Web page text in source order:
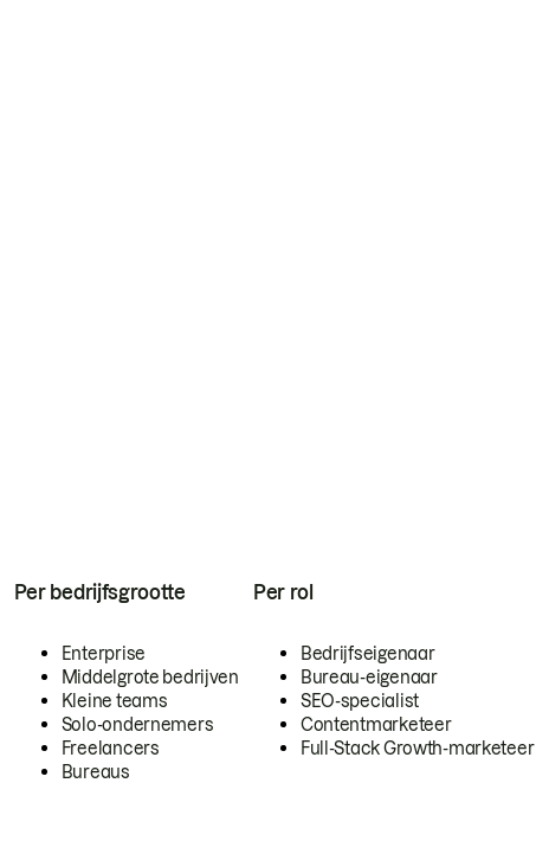
Per bedrijfsgrootte
Enterprise
Middelgrote bedrijven
Kleine teams
Solo-ondernemers
Freelancers
Bureaus
Per rol
Bedrijfseigenaar
Bureau-eigenaar
SEO-specialist
Contentmarketeer
Full-Stack Growth-marketeer